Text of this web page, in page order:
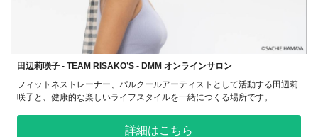
田辺莉咲子 - TEAM RISAKO’S - DMM オンラインサロン
フィットネストレーナー、パルクールアーティストとして活動する田辺莉
咲子と、健康的な楽しいライフスタイルを一緒につくる場所です。
詳細はこちら